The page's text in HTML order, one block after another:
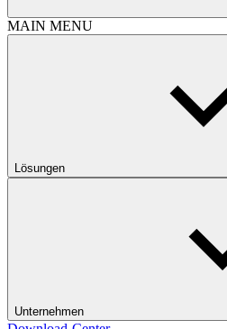
MAIN MENU
Lösungen
Unternehmen